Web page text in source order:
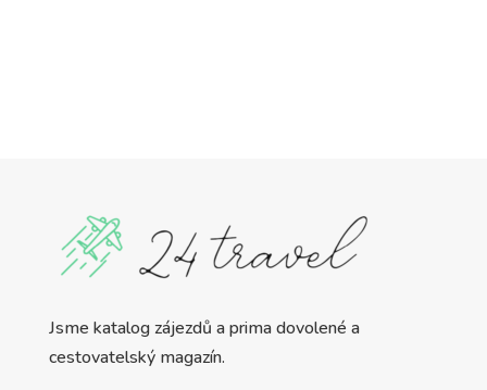
Jsme katalog zájezdů a prima dovolené a
cestovatelský magazín.